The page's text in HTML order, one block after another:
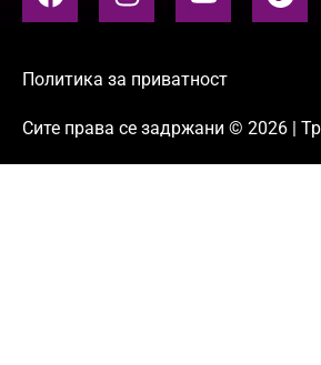
Политика за приватност
Сите права се задржани © 2026 |